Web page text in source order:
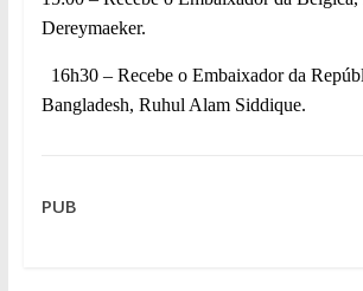
Dereymaeker.
16h30 – Recebe o Embaixador da
Bangladesh, Ruhul Alam Siddique.
PUB